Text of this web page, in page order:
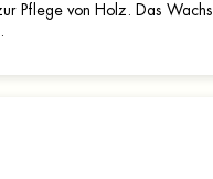
Pflege von Holz. Das Wachs